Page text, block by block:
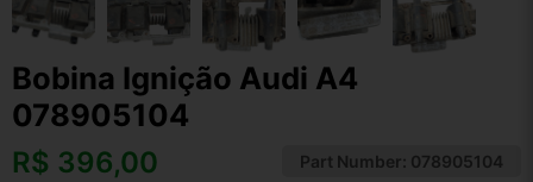
Bobina Ignição Audi A4
078905104
R$ 396,00 Part Number: 078905104